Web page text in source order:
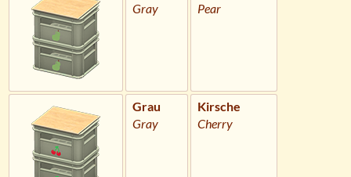
Gray
Pear
Grau
Gray
Kirsche
Cherry